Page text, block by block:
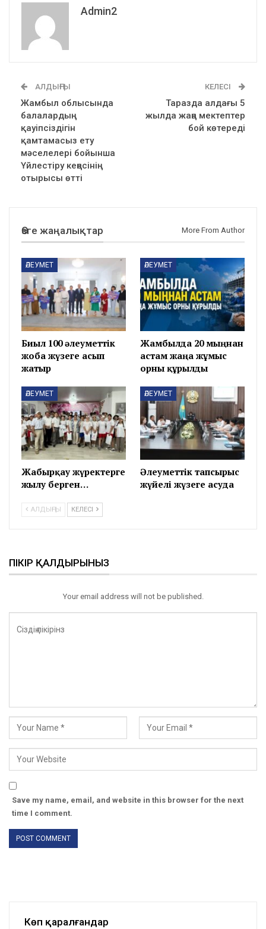
Admin2
АЛДЫҢҒЫ
Жамбыл облысында
балалардың
қауіпсіздігін
қамтамасыз ету
мәселелері бойынша
Үйлестіру кеңесінің
отырысы өтті
КЕЛЕСІ
Таразда алдағы 5
жылда жаңа мектептер
бой көтереді
Өзге жаңалықтар More From Author
ӘЛЕУМЕТ
Биыл 100 әлеуметтік
жоба жүзеге асып
жатыр
ӘЛЕУМЕТ
Жамбылда 20 мыңнан
астам жаңа жұмыс
орны құрылды
ӘЛЕУМЕТ
Жабырқау жүректерге
жылу берген…
ӘЛЕУМЕТ
Әлеуметтік тапсырыс
жүйелі жүзеге асуда
АЛДЫҢҒЫ КЕЛЕСІ
ПІКІР ҚАЛДЫРЫНЫЗ
Your email address will not be published.
Save my name, email, and website in this browser for the next
time I comment.
Көп қаралғандар